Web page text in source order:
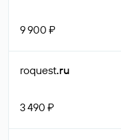
9 900 ₽
roquest.ru
3 490 ₽